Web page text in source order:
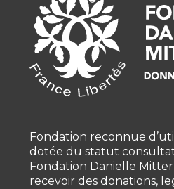
Fondation reconnue
dotée du statut
Fondation Danielle
recevoir des donations,